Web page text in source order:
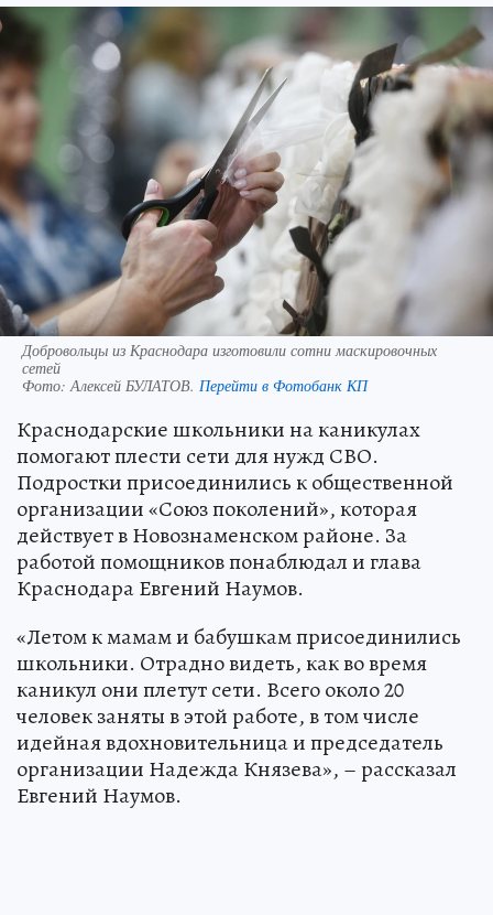
Добровольцы из Краснодара изготовили сотни маскировочных
сетей
Фото:Алексей БУЛАТОВ. Перейти в Фотобанк КП
Краснодарские школьники на каникулах
помогают плести сети для нужд СВО.
Подростки присоединились к общественной
организации «Союз поколений», которая
действует в Новознаменском районе. За
работой помощников понаблюдал и глава
Краснодара Евгений Наумов.
«Летом к мамам и бабушкам присоединились
школьники. Отрадно видеть, как во время
каникул они плетут сети. Всего около 20
человек заняты в этой работе, в том числе
идейная вдохновительница и председатель
организации Надежда Князева», – рассказал
Евгений Наумов.